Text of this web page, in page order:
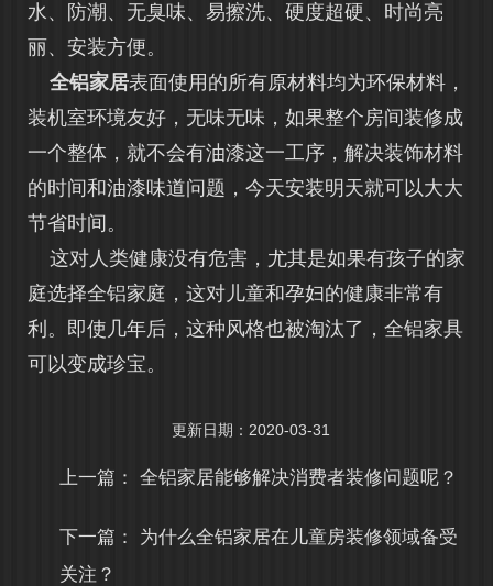
水、防潮、无臭味、易擦洗、硬度超硬、时尚亮
丽、安装方便。
全铝家居表面使用的所有原材料均为环保材料，
装机室环境友好，无味无味，如果整个房间装修成
一个整体，就不会有油漆这一工序，解决装饰材料
的时间和油漆味道问题，今天安装明天就可以大大
节省时间。
这对人类健康没有危害，尤其是如果有孩子的家
庭选择全铝家庭，这对儿童和孕妇的健康非常有
利。即使几年后，这种风格也被淘汰了，全铝家具
可以变成珍宝。
更新日期：2020-03-31
上一篇：全铝家居能够解决消费者装修问题呢？
下一篇： 为什么全铝家居在儿童房装修领域备受
关注？